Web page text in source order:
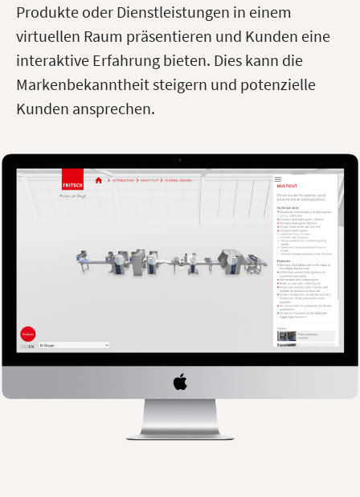
Produkte oder Dienstleistungen in einem
virtuellen Raum präsentieren und Kunden eine
interaktive Erfahrung bieten. Dies kann die
Markenbekanntheit steigern und potenzielle
Kunden ansprechen.